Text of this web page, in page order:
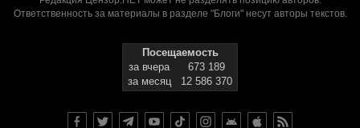
Ответственность за материалы в разделе "Блоги" несут авторы текстов.
Посещаемость
за вчера
673 189
за месяц
12 586 370